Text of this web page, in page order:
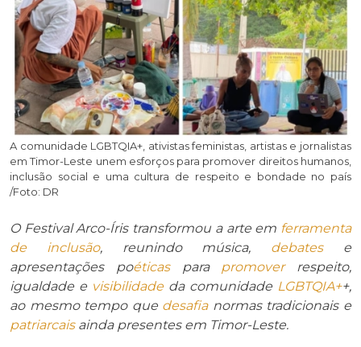
A comunidade LGBTQIA+, ativistas feministas, artistas e jornalistas
em Timor-Leste unem esforços para promover direitos humanos,
inclusão social e uma cultura de respeito e bondade no país
/Foto: DR
O Festival Arco-Íris transformou a arte em ferramenta
de inclusão, reunindo música, debatese
apresentações poéticaspara promoverrespeito,
igualdade e visibilidade da comunidade LGBTQIA++,
ao mesmo tempo que desafianormas tradicionais e
patriarcaisainda presentes em Timor-Leste.